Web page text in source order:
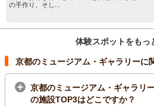
の手作り、そし...
体験スポットをもっ
京都のミュージアム・ギャラリーに
京都のミュージアム・ギャラリ
の施設TOP3はどこですか？